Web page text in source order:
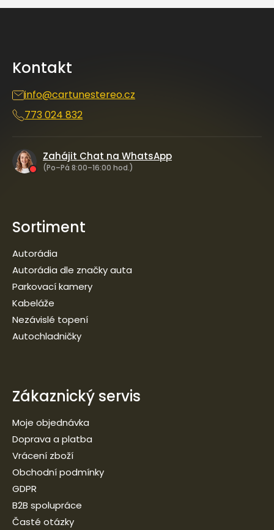
Kontakt
info@cartunestereo.cz
773 024 832
Zahájit Chat na WhatsApp
(Po–Pá 8:00–16:00 hod.)
Sortiment
Autorádia
Autorádia dle značky auta
Parkovací kamery
Kabeláže
Nezávislé topení
Autochladničky
Zákaznický servis
Moje objednávka
Doprava a platba
Vrácení zboží
Obchodní podmínky
GDPR
B2B spolupráce
Časté otázky